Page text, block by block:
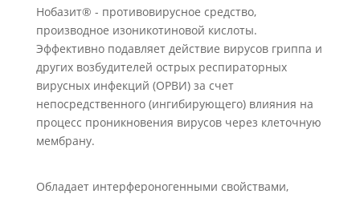
Нобазит® - противовирусное средство,
производное изоникотиновой кислоты.
Эффективно подавляет действие вирусов гриппа и
других возбудителей острых респираторных
вирусных инфекций (ОРВИ) за счет
непосредственного (ингибирующего) влияния на
процесс проникновения вирусов через клеточную
мембрану.
Обладает интерфероногенными свойствами,